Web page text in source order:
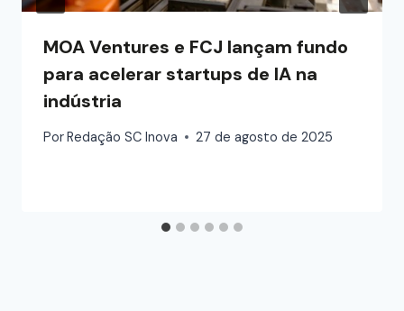
MOA Ventures e FCJ lançam fundo
para acelerar startups de IA na
indústria
PorRedação SC Inova 27 de agosto de 2025